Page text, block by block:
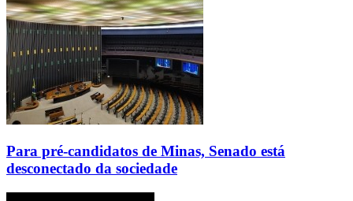
Para pré-candidatos de Minas, Senado está
desconectado da sociedade